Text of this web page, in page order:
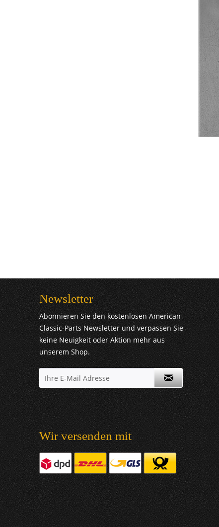
Newsletter
Abonnieren Sie den kostenlosen American-
Classic-Parts Newsletter und verpassen Sie
keine Neuigkeit oder Aktion mehr aus
unserem Shop.
Wir versenden mit